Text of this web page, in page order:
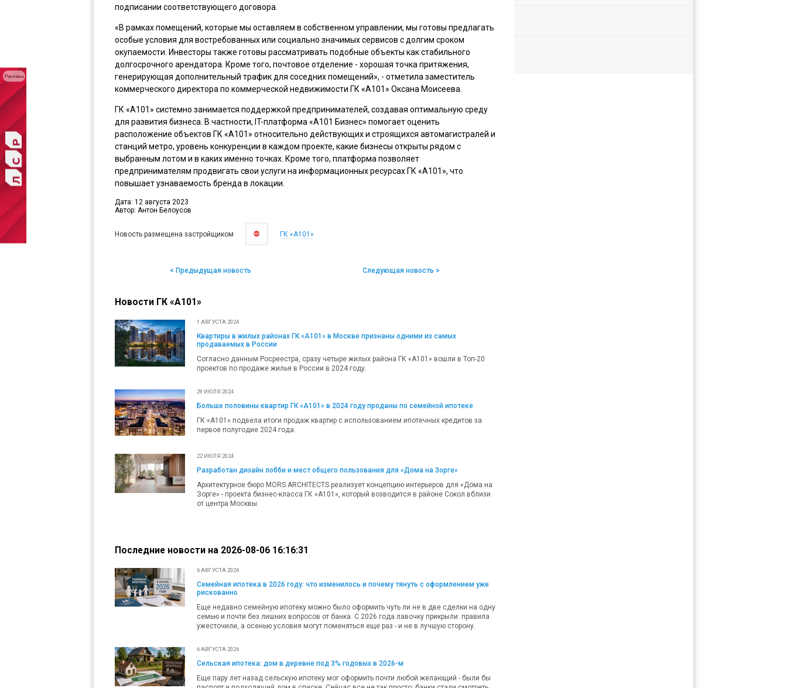
подписании соответствующего договора.
«В рамках помещений, которые мы оставляем в собственном управлении, мы готовы предлагать
особые условия для востребованных или социально значимых сервисов с долгим сроком
окупаемости. Инвесторы также готовы рассматривать подобные объекты как стабильного
долгосрочного арендатора. Кроме того, почтовое отделение - хорошая точка притяжения,
генерирующая дополнительный трафик для соседних помещений», - отметила заместитель
коммерческого директора по коммерческой недвижимости ГК «А101» Оксана Моисеева.
ГК «А101» системно занимается поддержкой предпринимателей, создавая оптимальную среду
для развития бизнеса. В частности, IT-платформа «А101 Бизнес» помогает оценить
расположение объектов ГК «А101» относительно действующих и строящихся автомагистралей и
станций метро, уровень конкуренции в каждом проекте, какие бизнесы открыты рядом с
выбранным лотом и в каких именно точках. Кроме того, платформа позволяет
предпринимателям продвигать свои услуги на информационных ресурсах ГК «А101», что
повышает узнаваемость бренда в локации.
Дата: 12 августа 2023
Автор: Антон Белоусов
Новость размещена застройщиком ГК «А101»
< Предыдущая новость Следующая новость >
Новости ГК «А101»
1 АВГУСТА 2024
Квартиры в жилых районах ГК «А101» в Москве признаны одними из самых
продаваемых в России
Согласно данным Росреестра, сразу четыре жилых района ГК «А101» вошли в Топ-20
проектов по продаже жилья в России в 2024 году.
29 ИЮЛЯ 2024
Больше половины квартир ГК «А101» в 2024 году проданы по семейной ипотеке
ГК «А101» подвела итоги продаж квартир с использованием ипотечных кредитов за
первое полугодие 2024 года.
22 ИЮЛЯ 2024
Разработан дизайн лобби и мест общего пользования для «Дома на Зорге»
Архитектурное бюро MORS ARCHITECTS реализует концепцию интерьеров для «Дома на
Зорге» - проекта бизнес-класса ГК «А101», который возводится в районе Сокол вблизи
от центра Москвы.
Последние новости на 2026-08-06 16:16:31
6 АВГУСТА 2026
Семейная ипотека в 2026 году: что изменилось и почему тянуть с оформлением уже
рискованно
Еще недавно семейную ипотеку можно было оформить чуть ли не в две сделки на одну
семью и почти без лишних вопросов от банка. С 2026 года лавочку прикрыли: правила
ужесточили, а осенью условия могут поменяться еще раз - и не в лучшую сторону.
6 АВГУСТА 2026
Сельская ипотека: дом в деревне под 3% годовых в 2026-м
Еще пару лет назад сельскую ипотеку мог оформить почти любой желающий - были бы
Реклама